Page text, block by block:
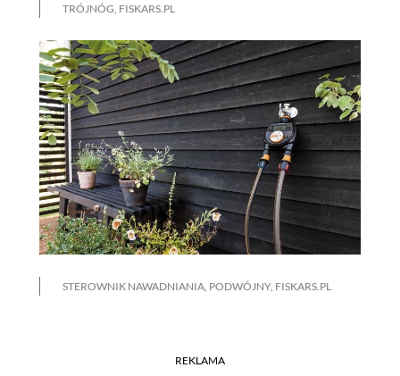
TRÓJNÓG, FISKARS.PL
STEROWNIK NAWADNIANIA, PODWÓJNY, FISKARS.PL
REKLAMA